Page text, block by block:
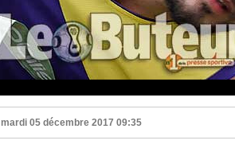
mardi 05 décembre 2017 09:35